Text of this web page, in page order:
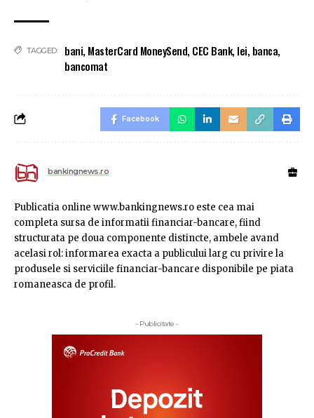
TAGGED: bani, MasterCard MoneySend, CEC Bank, lei, banca,
bancomat
Facebook
bankingnews.ro
Publicatia online www.bankingnews.ro este cea mai
completa sursa de informatii financiar-bancare, fiind
structurata pe doua componente distincte, ambele avand
acelasi rol: informarea exacta a publicului larg cu privire la
produsele si serviciile financiar-bancare disponibile pe piata
romaneasca de profil.
- Publicitate -